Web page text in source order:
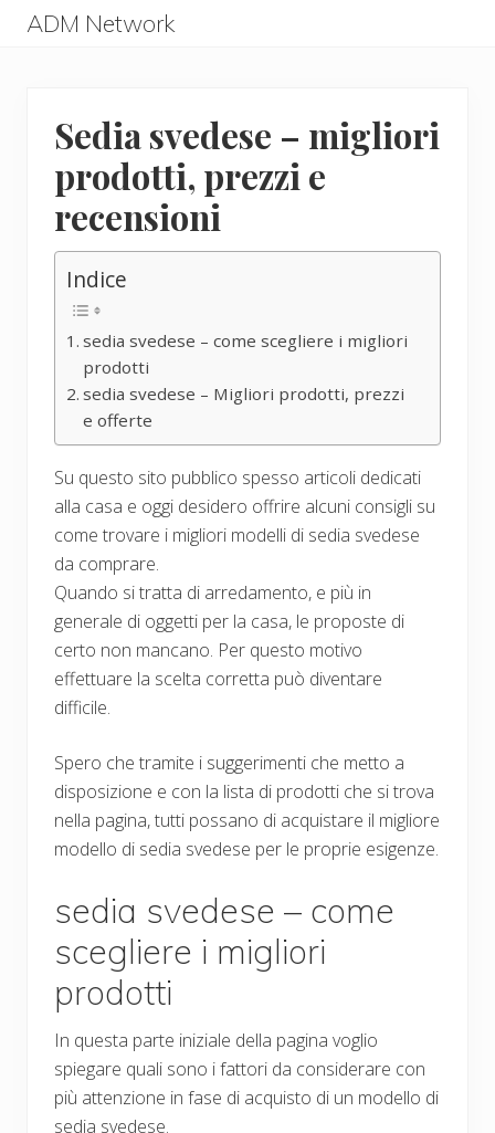
MenuADM Network
Sedia svedese – migliori
prodotti, prezzi e
recensioni
Indice
sedia svedese – come scegliere i migliori
prodotti
sedia svedese – Migliori prodotti, prezzi
e offerte
Su questo sito pubblico spesso articoli dedicati
alla casa e oggi desidero offrire alcuni consigli su
come trovare i migliori modelli di sedia svedese
da comprare.
Quando si tratta di arredamento, e più in
generale di oggetti per la casa, le proposte di
certo non mancano. Per questo motivo
effettuare la scelta corretta può diventare
difficile.
Spero che tramite i suggerimenti che metto a
disposizione e con la lista di prodotti che si trova
nella pagina, tutti possano di acquistare il migliore
modello di sedia svedese per le proprie esigenze.
sedia svedese – come
scegliere i migliori
prodotti
In questa parte iniziale della pagina voglio
spiegare quali sono i fattori da considerare con
più attenzione in fase di acquisto di un modello di
sedia svedese.